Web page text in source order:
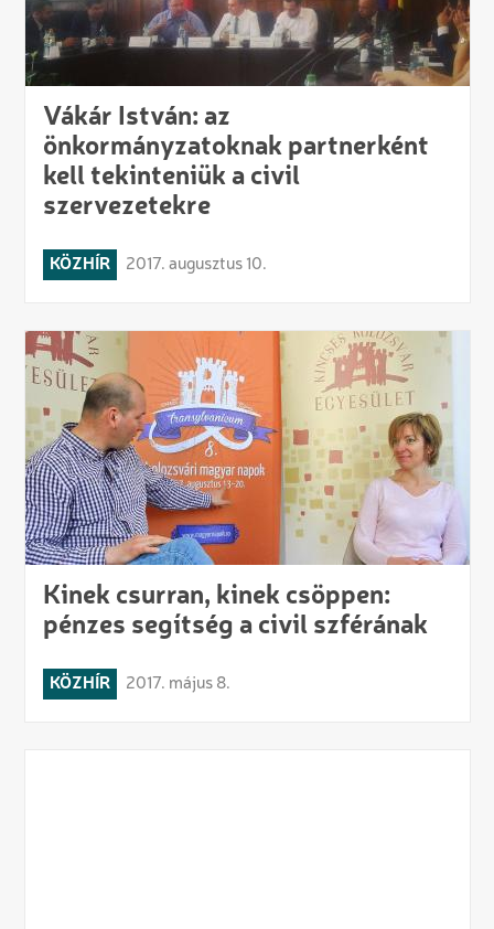
Vákár István: az
önkormányzatoknak partnerként
kell tekinteniük a civil
szervezetekre
KÖZHÍR 2017. augusztus 10.
Kinek csurran, kinek csöppen:
pénzes segítség a civil szférának
KÖZHÍR 2017. május 8.